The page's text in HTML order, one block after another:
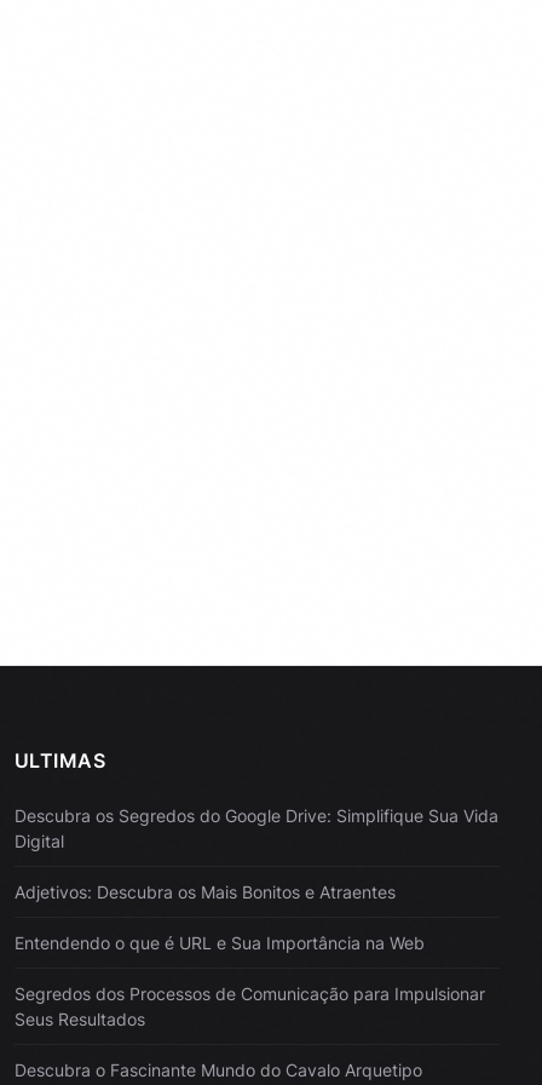
ULTIMAS
Descubra os Segredos do Google Drive: Simplifique Sua Vida
Digital
Adjetivos: Descubra os Mais Bonitos e Atraentes
Entendendo o que é URL e Sua Importância na Web
Segredos dos Processos de Comunicação para Impulsionar
Seus Resultados
Descubra o Fascinante Mundo do Cavalo Arquetipo